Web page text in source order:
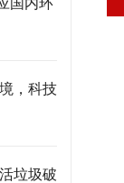
国内环
，科技
垃圾破